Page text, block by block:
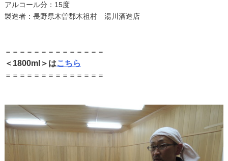
アルコール分：15度
製造者：長野県木曽郡木祖村 湯川酒造店
＝＝＝＝＝＝＝＝＝＝＝＝＝＝
＜1800ml＞はこちら
＝＝＝＝＝＝＝＝＝＝＝＝＝＝